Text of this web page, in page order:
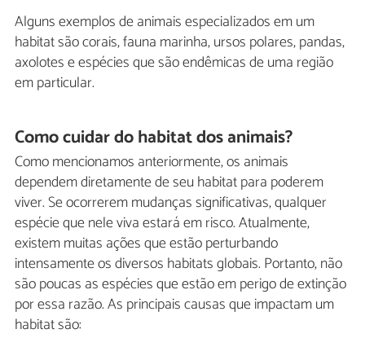
Alguns exemplos de animais especializados em um
habitat são corais, fauna marinha, ursos polares, pandas,
axolotes e espécies que são endêmicas de uma região
em particular.
Como cuidar do habitat dos animais?
Como mencionamos anteriormente, os animais
dependem diretamente de seu habitat para poderem
viver. Se ocorrerem mudanças significativas, qualquer
espécie que nele viva estará em risco. Atualmente,
existem muitas ações que estão perturbando
intensamente os diversos habitats globais. Portanto, não
são poucas as espécies que estão em perigo de extinção
por essa razão. As principais causas que impactam um
habitat são: